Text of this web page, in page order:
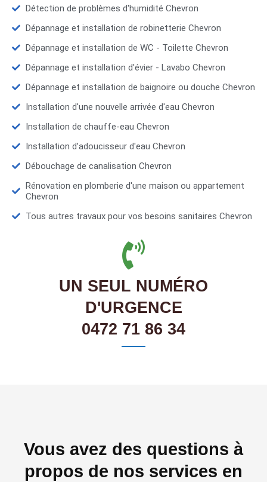
Détection de problèmes d'humidité Chevron
Dépannage et installation de robinetterie Chevron
Dépannage et installation de WC - Toilette Chevron
Dépannage et installation d'évier - Lavabo Chevron
Dépannage et installation de baignoire ou douche Chevron
Installation d'une nouvelle arrivée d'eau Chevron
Installation de chauffe-eau Chevron
Installation d’adoucisseur d'eau Chevron
Débouchage de canalisation Chevron
Rénovation en plomberie d'une maison ou appartement
Chevron
Tous autres travaux pour vos besoins sanitaires Chevron
UN SEUL NUMÉRO
D'URGENCE
0472 71 86 34
Vous avez des questions à
propos de nos services en